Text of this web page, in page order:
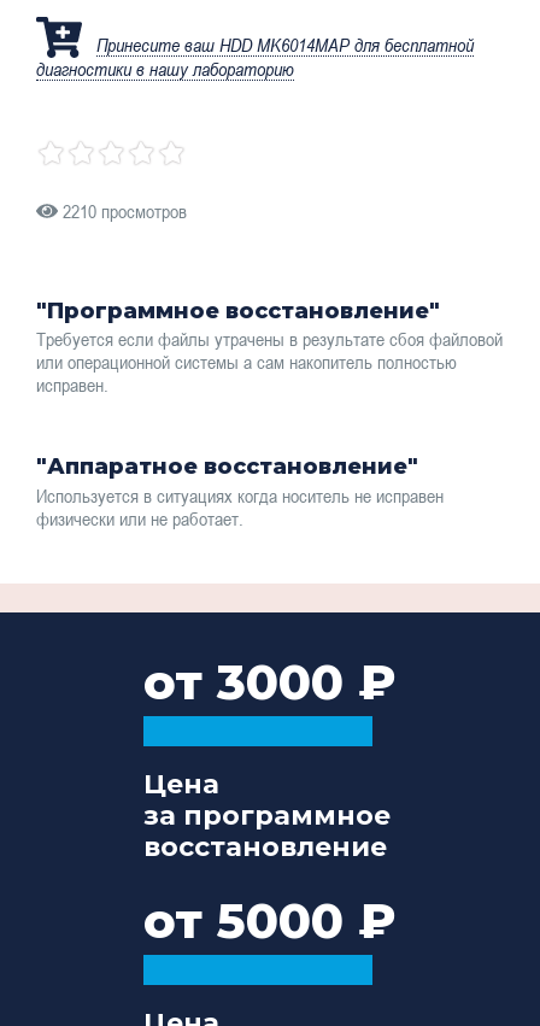
Принесите ваш HDD MK6014MAP для бесплатной
диагностики в нашу лабораторию
2210 просмотров
"Программное восстановление"
Требуется если файлы утрачены в результате сбоя файловой
или операционной системы а сам накопитель полностью
исправен.
"Аппаратное восстановление"
Используется в ситуациях когда носитель не исправен
физически или не работает.
от 3000
Цена
за программное
восстановление
от 5000